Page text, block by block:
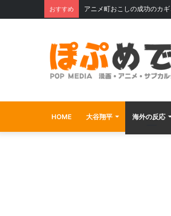
おすすめ アニメ町おこしの成功のカ
HOME 大谷翔平 海外の反応